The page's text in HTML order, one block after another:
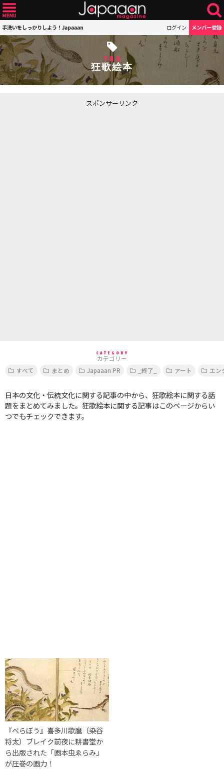
手洗いをしっかりしよう！Japaaan ログイン メンバー登録
TAG
狂歌絵本
スポンサーリンク
CATEGORY
カテゴリー
すべて
まとめ Japaaan PR _終了_ アート エン
日本の文化・伝統文化に関する記事の中から、狂歌絵本に関する話
題をまとめてみました。狂歌絵本に関する記事はこのページからい
つでもチェックできます。
『べらぼう』喜多川歌麿（染谷
将太）ブレイク前夜に耕書堂か
ら出版された「画本虫ゑらみ」
が圧巻の画力！